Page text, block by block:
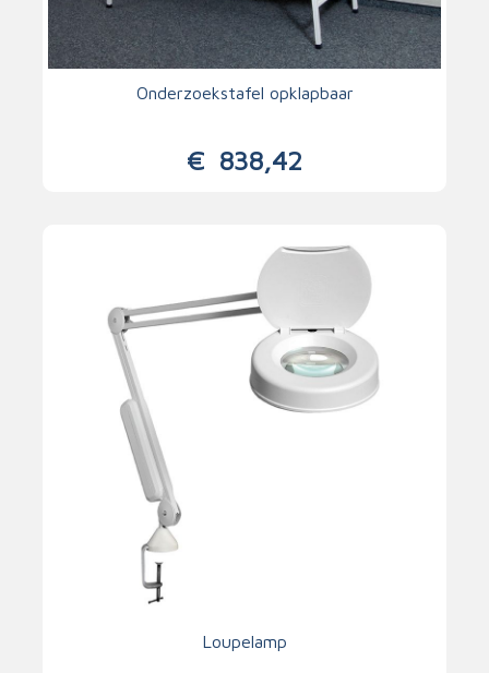
Onderzoekstafel opklapbaar
€ 838,42
Loupelamp